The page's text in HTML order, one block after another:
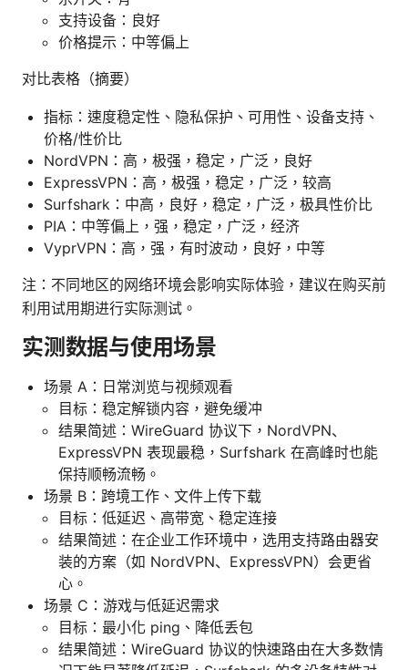
支持设备：良好
价格提示：中等偏上
对比表格（摘要）
指标：速度稳定性、隐私保护、可用性、设备支持、
价格/性价比
NordVPN：高，极强，稳定，广泛，良好
ExpressVPN：高，极强，稳定，广泛，较高
Surfshark：中高，良好，稳定，广泛，极具性价比
PIA：中等偏上，强，稳定，广泛，经济
VyprVPN：高，强，有时波动，良好，中等
注：不同地区的网络环境会影响实际体验，建议在购买前
利用试用期进行实际测试。
实测数据与使用场景
场景 A：日常浏览与视频观看
目标：稳定解锁内容，避免缓冲
结果简述：WireGuard 协议下，NordVPN、
ExpressVPN 表现最稳，Surfshark 在高峰时也能
保持顺畅流畅。
场景 B：跨境工作、文件上传下载
目标：低延迟、高带宽、稳定连接
结果简述：在企业工作环境中，选用支持路由器安
装的方案（如 NordVPN、ExpressVPN）会更省
心。
场景 C：游戏与低延迟需求
目标：最小化 ping、降低丢包
结果简述：WireGuard 协议的快速路由在大多数情